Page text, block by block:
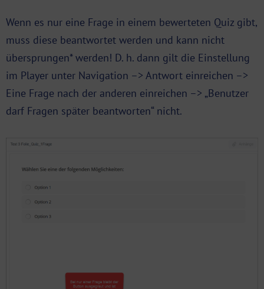
Wenn es nur eine Frage in einem bewerteten Quiz gibt,
muss diese beantwortet werden und kann nicht
übersprungen* werden! D. h. dann gilt die Einstellung
im Player unter Navigation –> Antwort einreichen –>
Eine Frage nach der anderen einreichen –> „Benutzer
darf Fragen später beantworten“ nicht.